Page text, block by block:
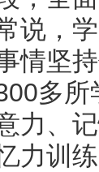
说，
情坚
多
力、
力训